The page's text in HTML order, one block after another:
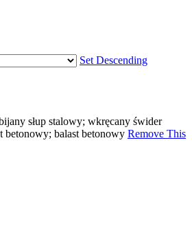
Set Descending
słup stalowy; wkręcany świder
betonowy; balast betonowy Remove This